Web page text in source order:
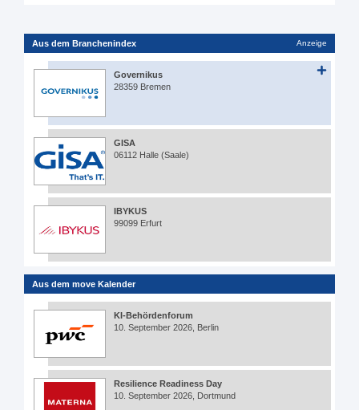
Aus dem Branchenindex Anzeige
Governikus
28359 Bremen
GISA
06112 Halle (Saale)
IBYKUS
99099 Erfurt
Aus dem move Kalender
KI-Behördenforum
10. September 2026, Berlin
Resilience Readiness Day
10. September 2026, Dortmund